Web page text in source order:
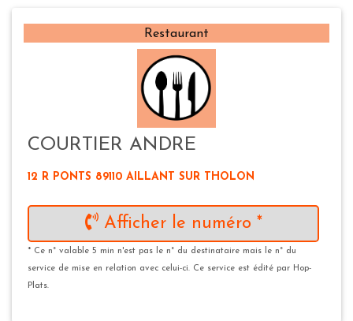
Restaurant
COURTIER ANDRE
12 R PONTS 89110 AILLANT SUR THOLON
Afficher le numéro *
* Ce n° valable 5 min n'est pas le n° du destinataire mais le n° du
service de mise en relation avec celui-ci. Ce service est édité par Hop-
Plats.